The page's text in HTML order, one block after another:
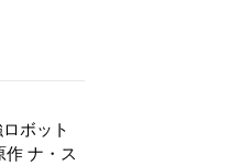
ボット
ナ・ス